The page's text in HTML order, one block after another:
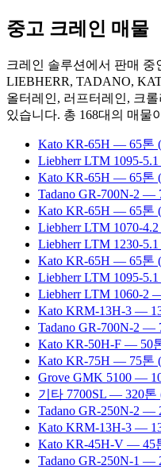
중고 크레인 매물
크레인 솔루션에서 판매
LIEBHERR, TADANO,
올터레인, 러프터레인, 크
있습니다. 총 168대의 매물
Kato KR-65H — 65톤
Liebherr LTM 1095-5.1
Kato KR-65H — 65톤
Tadano GR-700N-2 —
Kato KR-65H — 65톤
Liebherr LTM 1070-4.2
Liebherr LTM 1230-5.1
Kato KR-65H — 65톤
Liebherr LTM 1095-5.1
Liebherr LTM 1060-2
Kato KRM-13H-3 —
Tadano GR-700N-2 —
Kato KR-50H-F — 50
Kato KR-75H — 75톤
Grove GMK 5100 —
기타 7700SL — 320톤
Tadano GR-250N-2 —
Kato KRM-13H-3 —
Kato KR-45H-V — 45
Tadano GR-250N-1 —